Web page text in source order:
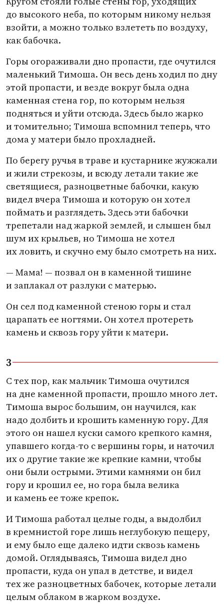
до высокого неба, по которым никому нельзя
взойти, а можно только взлететь по воздуху,
как бабочка.
Горы огораживали дно пропасти, где очутился
маленький Тимоша. Он весь день ходил по дну
этой пропасти, и везде вокруг была одна
каменная стена гор, по которым нельзя
подняться и уйти отсюда. Здесь было жарко
и томительно; Тимоша вспомнил теперь, что
дома у матери было прохладней.
По берегу ручья в траве и кустарнике жужжали
и жили стрекозы, и всюду летали такие же
светящиеся, разноцветные бабочки, какую
видел вчера Тимоша и которую он хотел
поймать и разглядеть. Здесь эти бабочки
трепетали над жаркой землей, и слышен был
шум их крыльев, но Тимоша не хотел
их ловить, и скучно ему было смотреть на них.
— Мама! — позвал он в каменной тишине
и заплакал от разлуки с матерью.
Он сел под каменной стеною горы и стал
царапать ее ногтями. Он хотел протереть
камень и сквозь гору уйти к матери.
3
С тех пор, как мальчик Тимоша очутился
на дне каменной пропасти, прошло много лет.
Тимоша вырос большим, он научился, как
надо долбить и крошить каменную гору. Для
этого он нашел куски самого крепкого камня,
упавшего когда-то с вершины горы, и наточил
их о другие такие же крепкие камни, чтобы
они были острыми. Этими камнями он бил
гору и крошил ее, но гора была велика
и камень ее тоже крепок.
И Тимоша работал целые годы, а выдолбил
в кремнистой горе лишь неглубокую пещеру,
и ему было еще далеко идти сквозь камень
домой. Оглядываясь, Тимоша видел дно
пропасти, куда он упал в детстве, и видел
тех же разноцветных бабочек, которые летали
целым облаком в жарком воздухе.